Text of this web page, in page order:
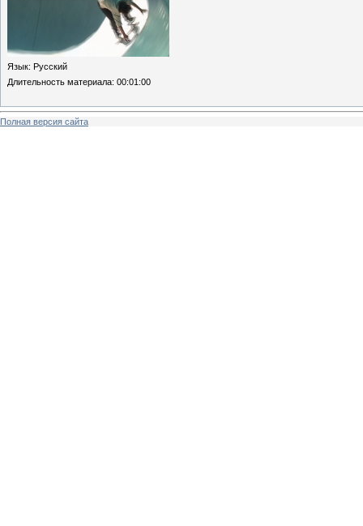
Язык: Русский
Длительность материала: 00:01:00
Полная версия сайта